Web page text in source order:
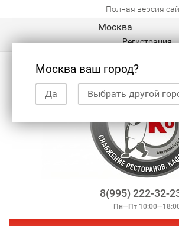
Полная версия
Москва
Москва ваш город?
Да Выбрать другой
Регистрация
8(995) 222-32-
Пн—Пт